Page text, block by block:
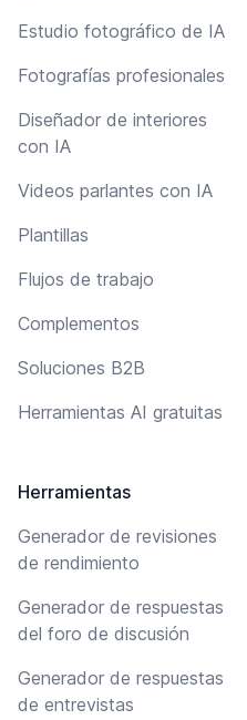
Estudio fotográfico de IA
Fotografías profesionales
Diseñador de interiores
con IA
Videos parlantes con IA
Plantillas
Flujos de trabajo
Complementos
Soluciones B2B
Herramientas AI gratuitas
Herramientas
Generador de revisiones
de rendimiento
Generador de respuestas
del foro de discusión
Generador de respuestas
de entrevistas